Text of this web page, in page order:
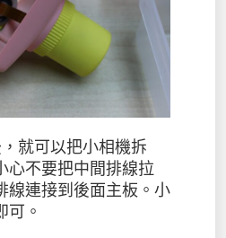
就可以把小相機拆
心不要把中間排線拉
線連接到後面主板。小
可。